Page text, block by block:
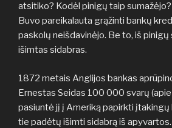
atsitiko? Kodėl pinigų taip
Buvo pareikalauta grąžinti bankų
paskolų neišdavinėjo. Be to, iš
išimtas sidabras.
1872 metais Anglijos bankas
Ernestas Seidas 100 000 svarų
pasiuntė jį į Ameriką papirkti
tie padėtų išimti sidabrą iš